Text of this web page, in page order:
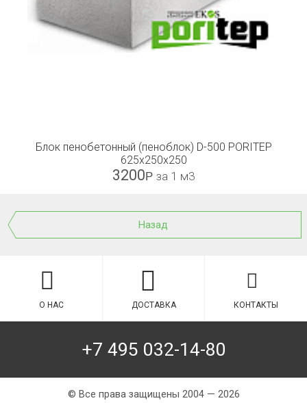
Блок пенобетонный (пеноблок) D-500 PORITEP
625х250х250
3200Р за 1 м3
Назад
О НАС ДОСТАВКА КОНТАКТЫ
+7 495 032-14-80
© Все права защищены 2004 — 2026